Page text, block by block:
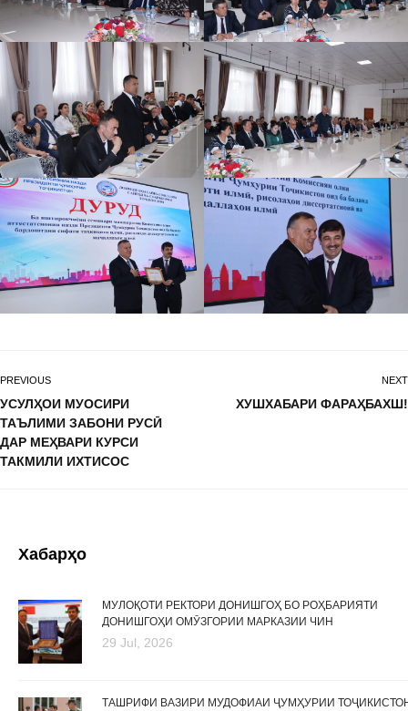
PREVIOUS
УСУЛҲОИ МУОСИРИ
ТАЪЛИМИ ЗАБОНИ РУСӢ
ДАР МЕҲВАРИ КУРСИ
ТАКМИЛИ ИХТИСОС
NEXT
ХУШХАБАРИ ФАРАҲБАХШ!
Хабарҳо
МУЛОҚОТИ РЕКТОРИ ДОНИШГОҲ БО РОҲБАРИЯТИ
ДОНИШГОҲИ ОМӮЗГОРИИ МАРКАЗИИ ЧИН
29 Jul, 2026
ТАШРИФИ ВАЗИРИ МУДОФИАИ ҶУМҲУРИИ